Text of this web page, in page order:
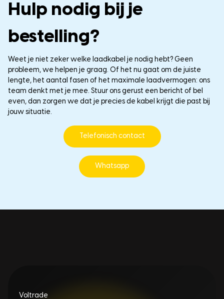
Hulp nodig bij je
bestelling?
Weet je niet zeker welke laadkabel je nodig hebt? Geen
probleem, we helpen je graag. Of het nu gaat om de juiste
lengte, het aantal fasen of het maximale laadvermogen: ons
team denkt met je mee. Stuur ons gerust een bericht of bel
even, dan zorgen we dat je precies de kabel krijgt die past bij
jouw situatie.
Telefonisch contact
Whatsapp
Voltrade